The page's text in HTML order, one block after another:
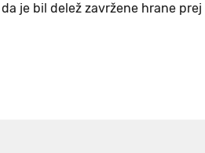
je bil delež zavržene hrane prej